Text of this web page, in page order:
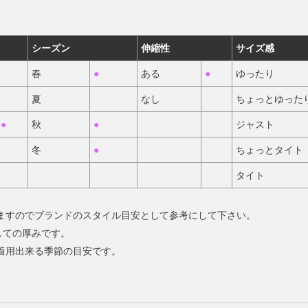
シーズン 伸縮性 サイズ感
春 ● ある ● ゆったり
夏 なし ちょっとゆった
● 秋 ● ジャスト
冬 ● ちょっとタイト
タイト
のでブランドのスタイル目安として参考にして下さい。
の厚みです。
出来る季節の目安です。